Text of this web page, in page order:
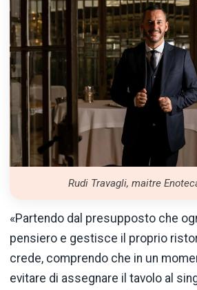
Rudi Travagli, maitre
«Partendo dal presupposto che
pensiero e gestisce il proprio
crede, comprendo che in un
evitare di assegnare il tavolo al